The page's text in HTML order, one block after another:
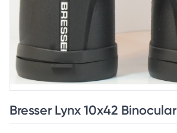
Bresser Lynx 10x42 Binocular